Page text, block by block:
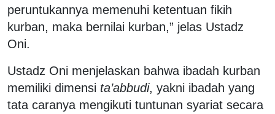
peruntukannya memenuhi ketentuan fikih
kurban, maka bernilai kurban,” jelas Ustadz
Oni.
Ustadz Oni menjelaskan bahwa ibadah kurban
memiliki dimensi ta’abbudi, yakni ibadah yang
tata caranya mengikuti tuntunan syariat secara